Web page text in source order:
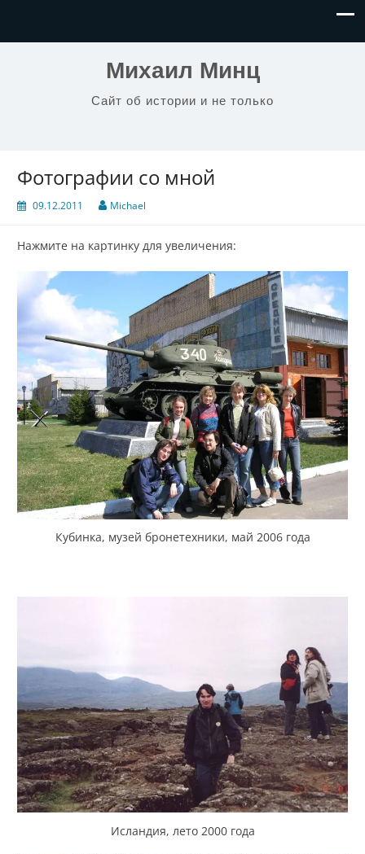
Михаил Минц
Сайт об истории и не только
Фотографии со мной
09.12.2011 Michael
Нажмите на картинку для увеличения:
Кубинка, музей бронетехники, май 2006 года
Исландия, лето 2000 года